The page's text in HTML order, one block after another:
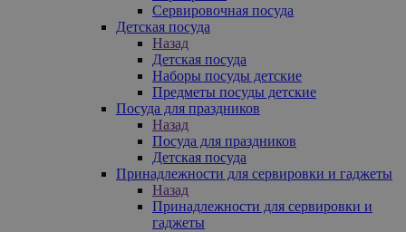
Сервировочная посуда
Детская посуда
Назад
Детская посуда
Наборы посуды детские
Предметы посуды детские
Посуда для праздников
Назад
Посуда для праздников
Детская посуда
Принадлежности для сервировки и гаджеты
Назад
Принадлежности для сервировки и
гаджеты